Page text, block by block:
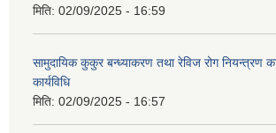
मिति: 02/09/2025 - 16:59
सामुदायिक कुकुर बन्ध्याकरण तथा रेविज रोग नियन्त्रण
कार्यविधि
मिति: 02/09/2025 - 16:57